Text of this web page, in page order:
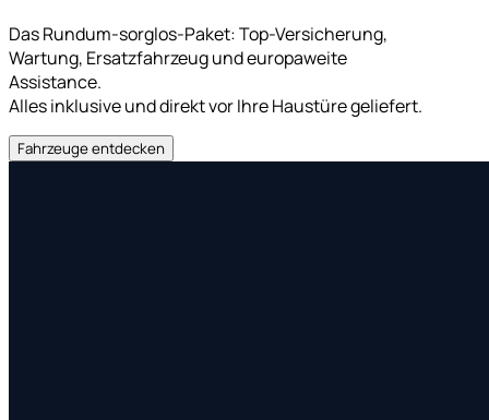
Das Rundum-sorglos-Paket: Top-Versicherung,
Wartung, Ersatzfahrzeug und europaweite
Assistance.
Alles inklusive und direkt vor Ihre Haustüre geliefert.
Fahrzeuge entdecken